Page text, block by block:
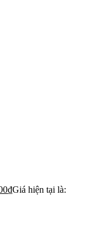
₫Giá hiện tại là: